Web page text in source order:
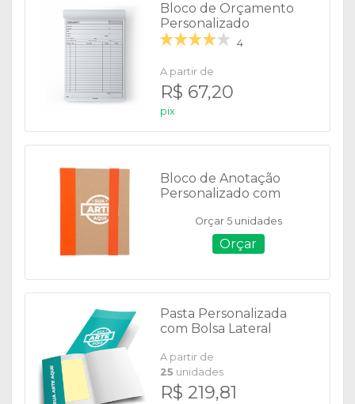
Bloco de Orçamento
Personalizado
4
A partir de
R$ 67,20
pix
Bloco de Anotação
Personalizado com
Orçar 5 unidades
Orçar
Pasta Personalizada
com Bolsa Lateral
A partir de
25 unidades
R$ 219,81